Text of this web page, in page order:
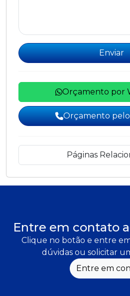
Enviar
Orçamento por
Orçamento
Páginas
Entre em contato
Clique no botão e entre
dúvidas ou solicitar
Entre em